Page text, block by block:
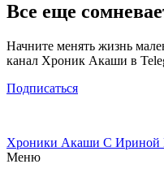
Все еще
Начните менять жизнь
канал Хроник Акаши в
Подписаться
Хроники Акаши С Ириной
Меню